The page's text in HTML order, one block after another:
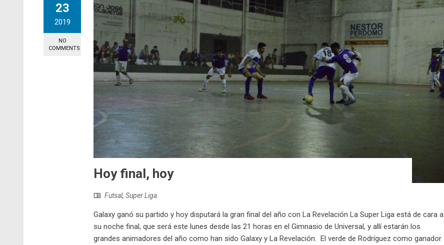
23
2019
NO
COMMENTS
Hoy final, hoy
Futsal, Super Liga
Galaxy ganó su partido y hoy disputará la gran final del año con La Revelación La Super Liga está de cara a
su noche final, que será este lunes desde las 21 horas en el Gimnasio de Universal, y allí estarán los
grandes animadores del año como han sido Galaxy y La Revelación. El verde de Rodríguez como ganador